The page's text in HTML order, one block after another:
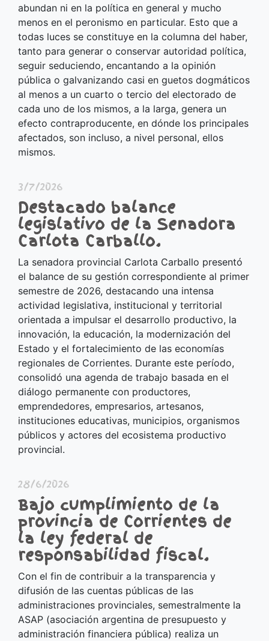
abundan ni en la política en general y mucho
menos en el peronismo en particular. Esto que a
todas luces se constituye en la columna del haber,
tanto para generar o conservar autoridad política,
seguir seduciendo, encantando a la opinión
pública o galvanizando casi en guetos dogmáticos
al menos a un cuarto o tercio del electorado de
cada uno de los mismos, a la larga, genera un
efecto contraproducente, en dónde los principales
afectados, son incluso, a nivel personal, ellos
mismos.
3/7/2026
Destacado balance
legislativo de la Senadora
Carlota Carballo.
La senadora provincial Carlota Carballo presentó
el balance de su gestión correspondiente al primer
semestre de 2026, destacando una intensa
actividad legislativa, institucional y territorial
orientada a impulsar el desarrollo productivo, la
innovación, la educación, la modernización del
Estado y el fortalecimiento de las economías
regionales de Corrientes. Durante este período,
consolidó una agenda de trabajo basada en el
diálogo permanente con productores,
emprendedores, empresarios, artesanos,
instituciones educativas, municipios, organismos
públicos y actores del ecosistema productivo
provincial.
28/6/2026
Bajo cumplimiento de la
provincia de Corrientes de
la ley federal de
responsabilidad fiscal.
Con el fin de contribuir a la transparencia y
difusión de las cuentas públicas de las
administraciones provinciales, semestralmente la
ASAP (asociación argentina de presupuesto y
administración financiera pública) realiza un